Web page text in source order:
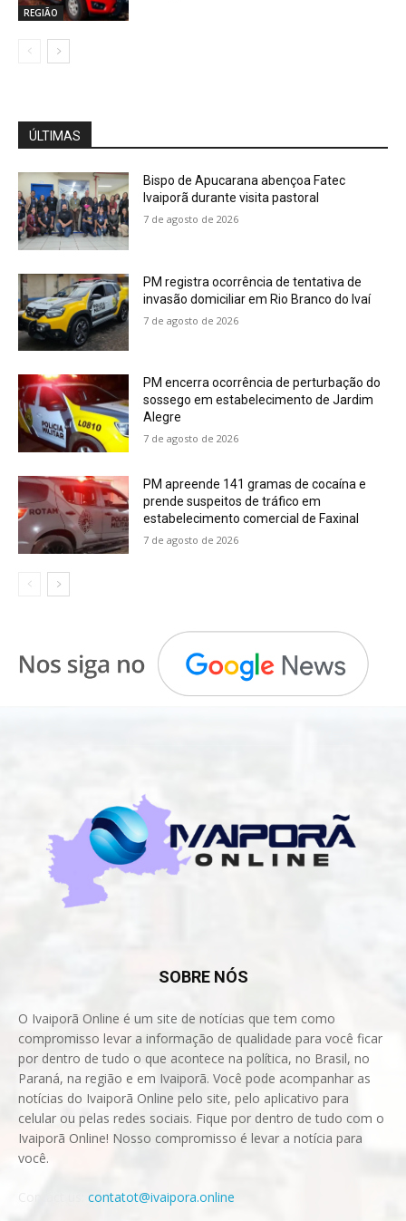
REGIÃO
ÚLTIMAS
Bispo de Apucarana abençoa Fatec
Ivaiporã durante visita pastoral
7 de agosto de 2026
PM registra ocorrência de tentativa de
invasão domiciliar em Rio Branco do Ivaí
7 de agosto de 2026
PM encerra ocorrência de perturbação do
sossego em estabelecimento de Jardim
Alegre
7 de agosto de 2026
PM apreende 141 gramas de cocaína e
prende suspeitos de tráfico em
estabelecimento comercial de Faxinal
7 de agosto de 2026
SOBRE NÓS
O Ivaiporã Online é um site de notícias que tem como
compromisso levar a informação de qualidade para você ficar
por dentro de tudo o que acontece na política, no Brasil, no
Paraná, na região e em Ivaiporã. Você pode acompanhar as
notícias do Ivaiporã Online pelo site, pelo aplicativo para
celular ou pelas redes sociais. Fique por dentro de tudo com o
Ivaiporã Online! Nosso compromisso é levar a notícia para
você.
contatot@ivaipora.online